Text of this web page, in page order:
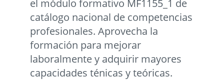
el módulo formativo MF1155_1 de
catálogo nacional de competencias
profesionales. Aprovecha la
formación para mejorar
laboralmente y adquirir mayores
capacidades ténicas y teóricas.